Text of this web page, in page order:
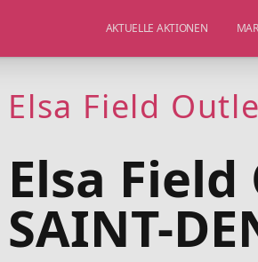
AKTUELLE AKTIONEN
Elsa Field
Elsa
SAINT-